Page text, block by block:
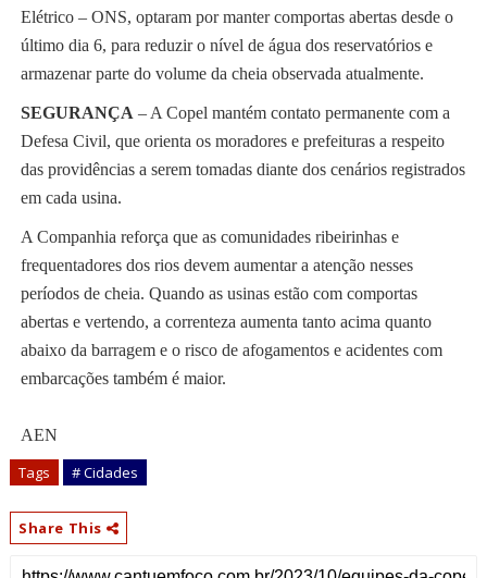
Elétrico – ONS, optaram por manter comportas abertas desde o
último dia 6, para reduzir o nível de água dos reservatórios e
armazenar parte do volume da cheia observada atualmente.
SEGURANÇA – A Copel mantém contato permanente com a
Defesa Civil, que orienta os moradores e prefeituras a respeito
das providências a serem tomadas diante dos cenários registrados
em cada usina.
A Companhia reforça que as comunidades ribeirinhas e
frequentadores dos rios devem aumentar a atenção nesses
períodos de cheia. Quando as usinas estão com comportas
abertas e vertendo, a correnteza aumenta tanto acima quanto
abaixo da barragem e o risco de afogamentos e acidentes com
embarcações também é maior.
AEN
Tags # Cidades
Share This